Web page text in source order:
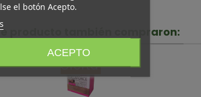
producto también compraron:
Oferta
el botón Acepto.
ACEPTO